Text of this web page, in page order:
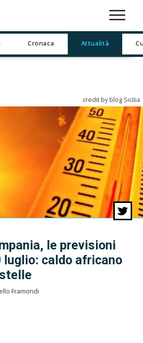
Cronaca Attualità
credit by blog Sicilia
le previsioni
luglio: caldo africano
Framondi